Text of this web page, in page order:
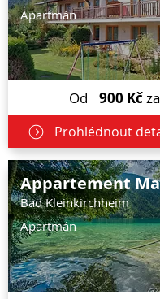
Apartmán
Od 900 Kč
Prohlédnout
Appartement
Bad Kleinkirchheim
Apartmán